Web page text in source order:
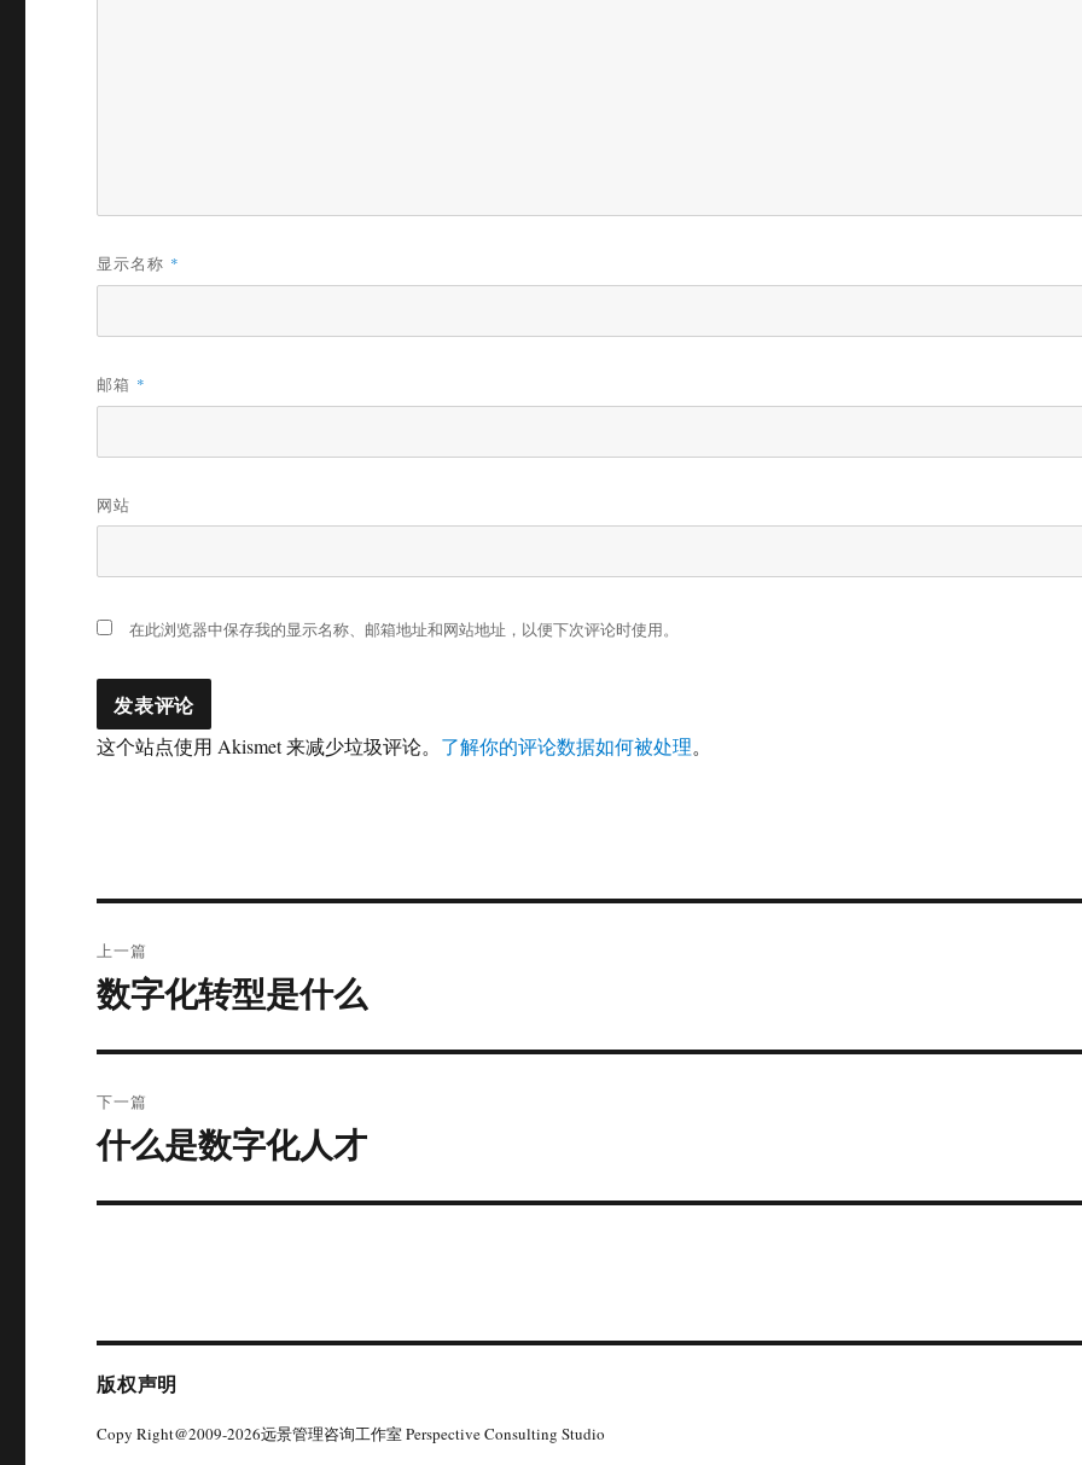
显示名称 *
邮箱 *
网站
在此浏览器中保存我的显示名称、邮箱地址和网站地址，以便下次评论时使用。
这个站点使用 Akismet 来减少垃圾评论。 了解你的评论数据如何被处理。
章
上一篇
上
篇
文
数字化转型是什么
下一篇
下
篇
文
什么是数字化人才
版权声明
Copy Right@2009-2026远景管理咨询工作室 Perspective Consulting Studio